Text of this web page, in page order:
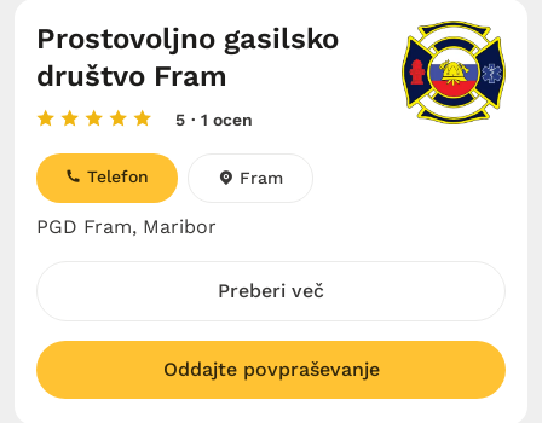
Prostovoljno gasilsko
društvo Fram
5 · 1 ocen
PGD Fram, Maribor
Telefon Fram
Preberi več
Oddajte povpraševanje